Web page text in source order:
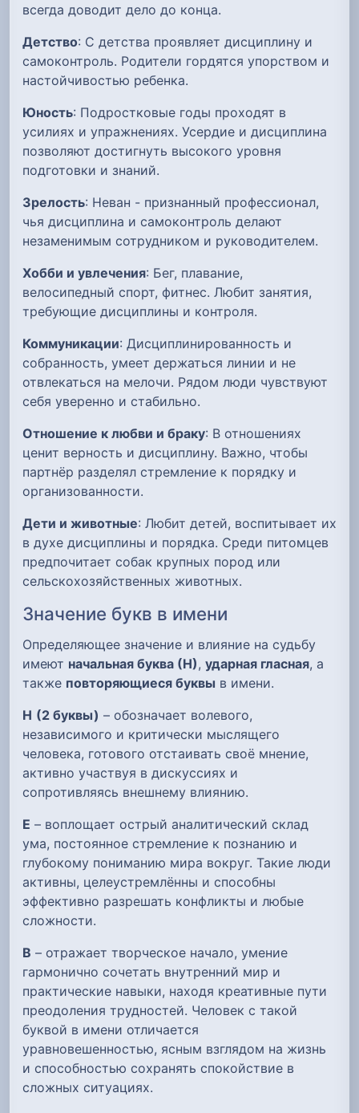
всегда доводит дело до конца.
Детство: С детства проявляет дисциплину и
самоконтроль. Родители гордятся упорством и
настойчивостью ребенка.
Юность: Подростковые годы проходят в
усилиях и упражнениях. Усердие и дисциплина
позволяют достигнуть высокого уровня
подготовки и знаний.
Зрелость: Неван - признанный профессионал,
чья дисциплина и самоконтроль делают
незаменимым сотрудником и руководителем.
Хобби и увлечения: Бег, плавание,
велосипедный спорт, фитнес. Любит занятия,
требующие дисциплины и контроля.
Коммуникации: Дисциплинированность и
собранность, умеет держаться линии и не
отвлекаться на мелочи. Рядом люди чувствуют
себя уверенно и стабильно.
Отношение к любви и браку: В отношениях
ценит верность и дисциплину. Важно, чтобы
партнёр разделял стремление к порядку и
организованности.
Дети и животные: Любит детей, воспитывает их
в духе дисциплины и порядка. Среди питомцев
предпочитает собак крупных пород или
сельскохозяйственных животных.
Значение букв в имени
Определяющее значение и влияние на судьбу
имеют начальная буква (Н), ударная гласная, а
также повторяющиеся буквы в имени.
Н (2 буквы) – обозначает волевого,
независимого и критически мыслящего
человека, готового отстаивать своё мнение,
активно участвуя в дискуссиях и
сопротивляясь внешнему влиянию.
Е – воплощает острый аналитический склад
ума, постоянное стремление к познанию и
глубокому пониманию мира вокруг. Такие люди
активны, целеустремлённы и способны
эффективно разрешать конфликты и любые
сложности.
В – отражает творческое начало, умение
гармонично сочетать внутренний мир и
практические навыки, находя креативные пути
преодоления трудностей. Человек с такой
буквой в имени отличается
уравновешенностью, ясным взглядом на жизнь
и способностью сохранять спокойствие в
сложных ситуациях.